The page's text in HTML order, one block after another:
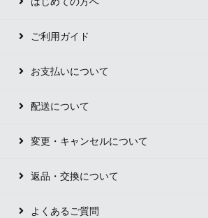
ご利用ガイド
お支払いについて
配送について
変更・キャンセルについて
返品・交換について
よくあるご質問